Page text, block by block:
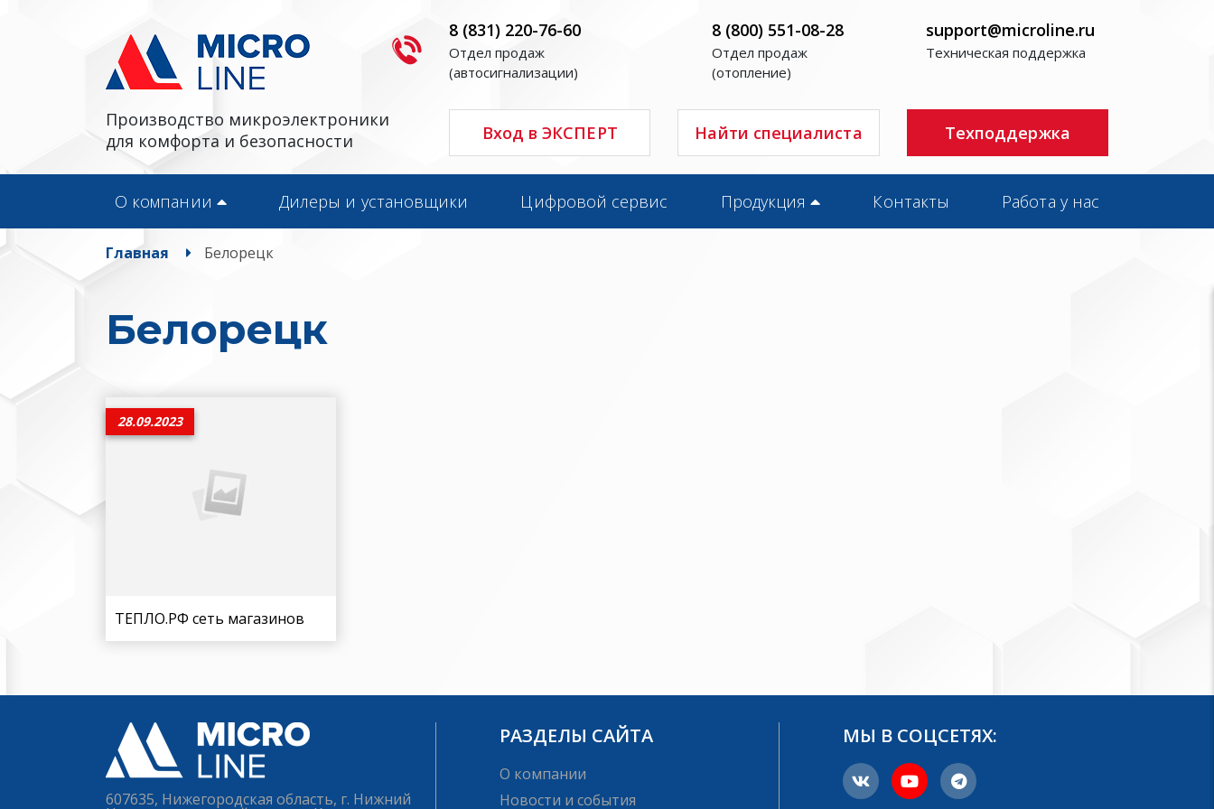
Производство микроэлектроники
для комфорта и безопасности
8 (831) 220-76-60
Отдел продаж
(автосигнализации)
8 (800) 551-08-28
Отдел продаж
(отопление)
support@microline.ru
Техническая поддержка
Вход в ЭКСПЕРТ Найти специалиста Техподдержка
О компании Дилеры и установщики Цифровой сервис Продукция Контакты Работа у нас
Главная Белорецк
Белорецк
28.09.2023
ТЕПЛО.РФ сеть магазинов
607635, Нижегородская область, г. Нижний
РАЗДЕЛЫ САЙТА
О компании
Новости и события
МЫ В СОЦСЕТЯХ: